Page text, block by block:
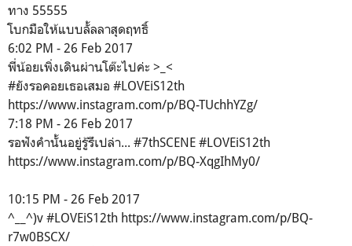
ทาง 55555
โบกมือให้แบบลั้ลลาสุดฤทธิ์
6:02 PM - 26 Feb 2017
พี่น้อยเพิ่งเดินผ่านโต๊ะไปค่ะ >_<
#ยังรอคอยเธอเสมอ #LOVEiS12th
https://www.instagram.com/p/BQ-TUchhYZg/
7:18 PM - 26 Feb 2017
รอฟังคำนั้นอยู่รู้รึเปล่า... #7thSCENE #LOVEiS12th
https://www.instagram.com/p/BQ-XqgIhMy0/
10:15 PM - 26 Feb 2017
^__^)v #LOVEiS12th https://www.instagram.com/p/BQ-
r7w0BSCX/